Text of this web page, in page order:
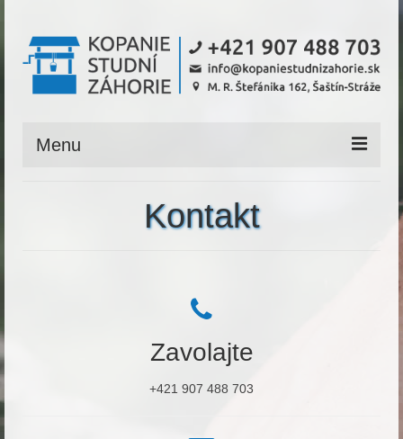
Menu
Kontakt
Zavolajte
+421 907 488 703